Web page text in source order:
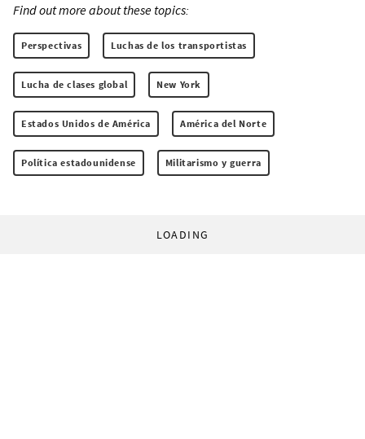
Find out more about these topics:
Perspectivas Luchas de los transportistas
Lucha de clases global New York
Estados Unidos de América América del Norte
Política estadounidense Militarismo y guerra
LOADING